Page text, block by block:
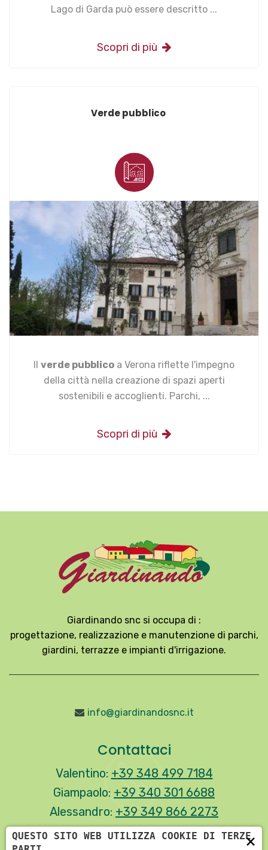
×
QUESTO SITO WEB UTILIZZA COOKIE DI TERZE
Lago di Garda può essere descritto ...
Scopri di più
Verde pubblico
Il verde pubblico a Verona riflette l'impegno
della città nella creazione di spazi aperti
sostenibili e accoglienti. Parchi, ...
Scopri di più
Giardinando snc si occupa di :
progettazione, realizzazione e manutenzione di parchi,
giardini, terrazze e impianti d'irrigazione.
info@giardinandosnc.it
Contattaci
Valentino: +39 348 499 7184
Giampaolo: +39 340 301 6688
Alessandro: +39 349 866 2273